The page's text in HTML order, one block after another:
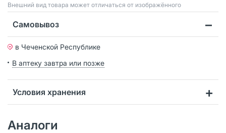
Bнешний вид товара может отличаться от изображённого
Самовывоз
в Чеченской Республике
В аптеку завтра или позже
Условия хранения
Аналоги